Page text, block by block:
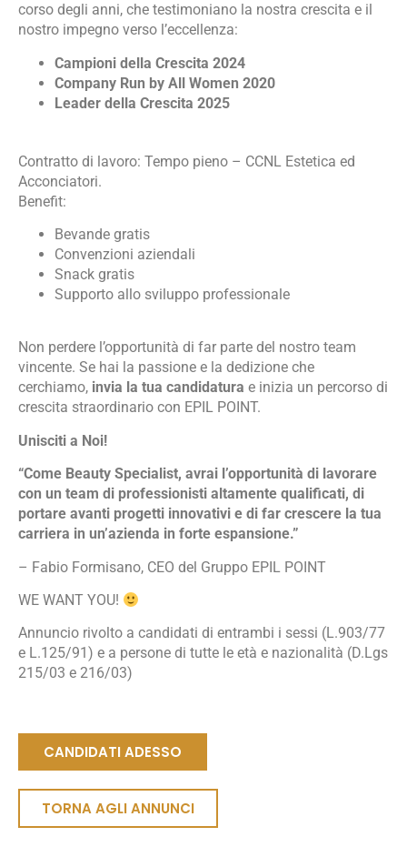
corso degli anni, che testimoniano la nostra crescita e il
nostro impegno verso l’eccellenza:
Campioni della Crescita 2024
Company Run by All Women 2020
Leader della Crescita 2025
Contratto di lavoro: Tempo pieno – CCNL Estetica ed
Acconciatori.
Benefit:
Bevande gratis
Convenzioni aziendali
Snack gratis
Supporto allo sviluppo professionale
Non perdere l’opportunità di far parte del nostro team
vincente. Se hai la passione e la dedizione che
cerchiamo, invia la tua candidatura e inizia un percorso di
crescita straordinario con EPIL POINT.
Unisciti a Noi!
“Come Beauty Specialist, avrai l’opportunità di lavorare
con un team di professionisti altamente qualificati, di
portare avanti progetti innovativi e di far crescere la tua
carriera in un’azienda in forte espansione.”
– Fabio Formisano, CEO del Gruppo EPIL POINT
WE WANT YOU!
Annuncio rivolto a candidati di entrambi i sessi (L.903/77
e L.125/91) e a persone di tutte le età e nazionalità (D.Lgs
215/03 e 216/03)
CANDIDATI ADESSO
TORNA AGLI ANNUNCI